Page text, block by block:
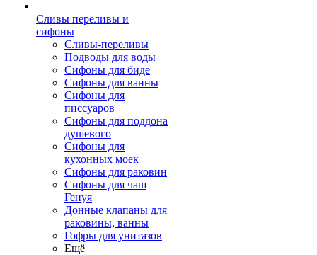
Сливы переливы и
сифоны
Сливы-переливы
Подводы для воды
Сифоны для биде
Сифоны для ванны
Сифоны для
писсуаров
Сифоны для поддона
душевого
Сифоны для
кухонных моек
Сифоны для раковин
Сифоны для чаш
Генуя
Донные клапаны для
раковины, ванны
Гофры для унитазов
Ещё